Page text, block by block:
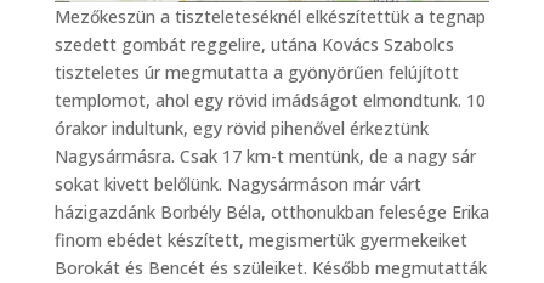
Mezőkeszün a tiszteleteséknél elkészítettük a tegnap
szedett gombát reggelire, utána Kovács Szabolcs
tiszteletes úr megmutatta a gyönyörűen felújított
templomot, ahol egy rövid imádságot elmondtunk. 10
órakor indultunk, egy rövid pihenővel érkeztünk
Nagysármásra. Csak 17 km-t mentünk, de a nagy sár
sokat kivett belőlünk. Nagysármáson már várt
házigazdánk Borbély Béla, otthonukban felesége Erika
finom ebédet készített, megismertük gyermekeiket
Borokát és Bencét és szüleiket. Később megmutatták